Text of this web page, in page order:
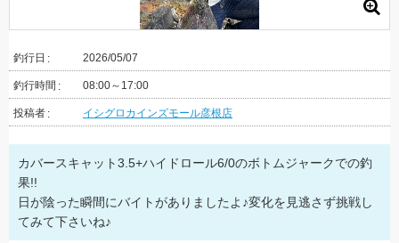
釣行日 2026/05/07
釣行時間 08:00～17:00
投稿者 イシグロカインズモール彦根店
カバースキャット3.5+ハイドロール6/0のボトムジャークでの釣
果!!
日が陰った瞬間にバイトがありましたよ♪変化を見逃さず挑戦し
てみて下さいね♪